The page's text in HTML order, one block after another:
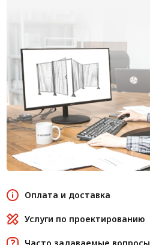
Оплата и доставка
Услуги по проектированию